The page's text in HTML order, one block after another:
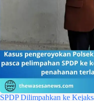
SPDP Dilimpahkan ke